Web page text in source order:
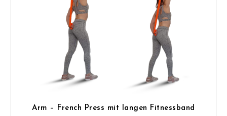
Arm – French Press mit langen Fitnessband